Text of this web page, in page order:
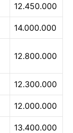
12.450.000
14.000.000
12.800.000
12.300.000
12.000.000
13.400.000